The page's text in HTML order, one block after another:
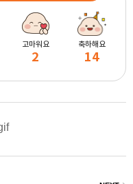
고마워요
2
축하해요
14